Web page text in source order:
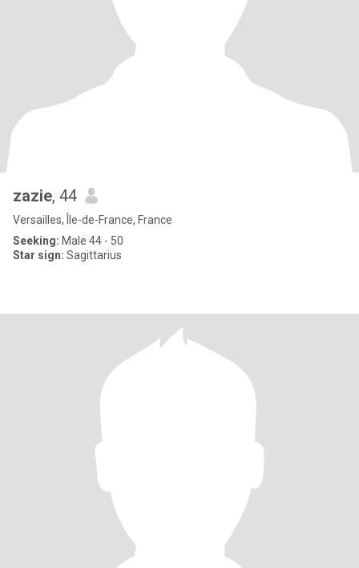
zazie, 44
Versailles, Île-de-France, France
Seeking: Male 44 - 50
Star sign: Sagittarius